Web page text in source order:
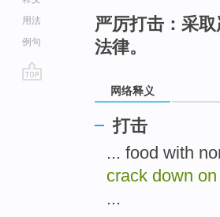
用法
例句
严厉打击：采
法律。
网络释义
打击
... food with
crack down on
...